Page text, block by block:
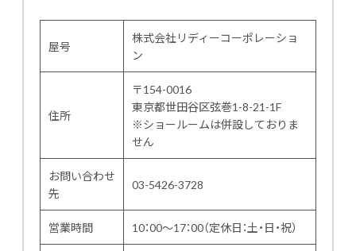
屋号
株式会社リディーコーポレーショ
ン
住所
〒154-0016
東京都世田谷区弦巻1-8-21-1F
※ショールームは併設しておりま
せん
お問い合わせ
先
03-5426-3728
営業時間 10：00～17：00（定休日：土・日・祝）